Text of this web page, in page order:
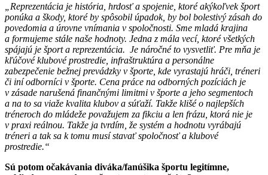
„Reprezentácia je história, hrdosť a spojenie, ktoré akýkoľvek šport
ponúka a škody, ktoré by spôsobil úpadok, by bol bolestivý zásah do
povedomia a úrovne vnímania v spoločnosti. Sme mladá krajina
a formujeme stále naše hodnoty. Jedna z mála vecí, ktoré všetkých
spájajú je šport a reprezentácia. Je náročné to vysvetliť. Pre mňa je
kľúčové klubové prostredie, infraštruktúra a personálne
zabezpečenie bežnej prevádzky v športe, kde vyrastajú hráči, tréneri
či iní odborníci v športe. Cena práce na odborných pozíciách je
v zásade narušená finančnými limitmi v športe a jeho segmentoch
a na to sa viaže kvalita klubov a súťaží. Takže klišé o najlepších
tréneroch do mládeže považujem za fikciu a len frázu, ktorá nie je
v praxi reálnou. Takže ja tvrdím, že systém a hodnotu vyrábajú
tréneri a tak sa k tomu musí stavať spoločnosť a klubové
prostredie.“
Sú potom očakávania diváka/fanúšika športu legitímne,